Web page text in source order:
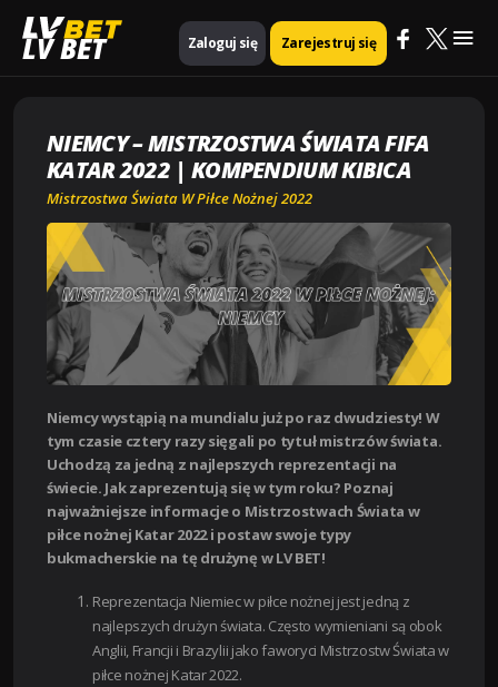
LV BET Zaloguj się Zarejestruj się
Strona główna
Mistrzostwa Świata w Piłce Nożnej 2022
Niemcy – Mistrzostwa Świata FIFA Katar 2022 | Kompendium kibica
NIEMCY – MISTRZOSTWA ŚWIATA FIFA
KATAR 2022 | KOMPENDIUM KIBICA
Mistrzostwa Świata W Piłce Nożnej 2022
Niemcy wystąpią na mundialu już po raz dwudziesty! W
tym czasie cztery razy sięgali po tytuł mistrzów świata.
Uchodzą za jedną z najlepszych reprezentacji na
świecie. Jak zaprezentują się w tym roku? Poznaj
najważniejsze informacje o Mistrzostwach Świata w
piłce nożnej Katar 2022 i postaw swoje typy
bukmacherskie na tę drużynę w LV BET!
Reprezentacja Niemiec w piłce nożnej jest jedną z
najlepszych drużyn świata. Często wymieniani są obok
Anglii, Francji i Brazylii jako faworyci Mistrzostw Świata w
piłce nożnej Katar 2022.